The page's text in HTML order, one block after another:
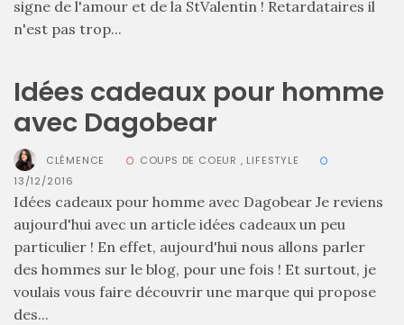
Comparatif :
les
sacs
Monceau
et
Mini
Marly
Ateliers
Auguste,
lequel
choisir
?
signe de l'amour et de la StValentin ! Retardataires il
n'est pas trop...
Idées cadeaux pour homme
avec Dagobear
CLÉMENCE COUPS DE COEUR , LIFESTYLE
13/12/2016
Idées cadeaux pour homme avec Dagobear Je reviens
aujourd'hui avec un article idées cadeaux un peu
particulier ! En effet, aujourd'hui nous allons parler
des hommes sur le blog, pour une fois ! Et surtout, je
voulais vous faire découvrir une marque qui propose
des...